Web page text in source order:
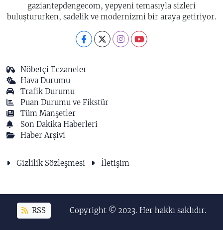
gaziantepdengecom, yepyeni temasıyla sizleri
buluştururken, sadelik ve modernizmi bir araya getiriyor.
Nöbetçi Eczaneler
Hava Durumu
Trafik Durumu
Puan Durumu ve Fikstür
Tüm Manşetler
Son Dakika Haberleri
Haber Arşivi
Gizlilik Sözleşmesi İletişim
RSS Copyright © 2023. Her hakkı saklıdır.